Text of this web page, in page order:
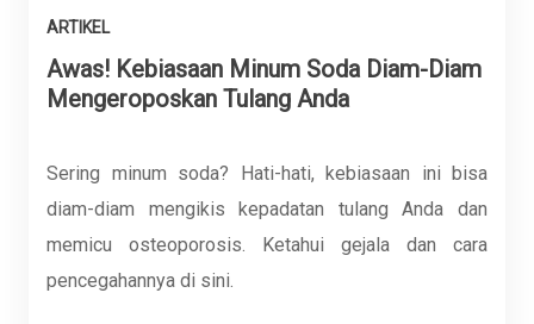
ARTIKEL
Awas! Kebiasaan Minum Soda Diam-Diam
Mengeroposkan Tulang Anda
Sering minum soda? Hati-hati, kebiasaan ini bisa
diam-diam mengikis kepadatan tulang Anda dan
memicu osteoporosis. Ketahui gejala dan cara
pencegahannya di sini.